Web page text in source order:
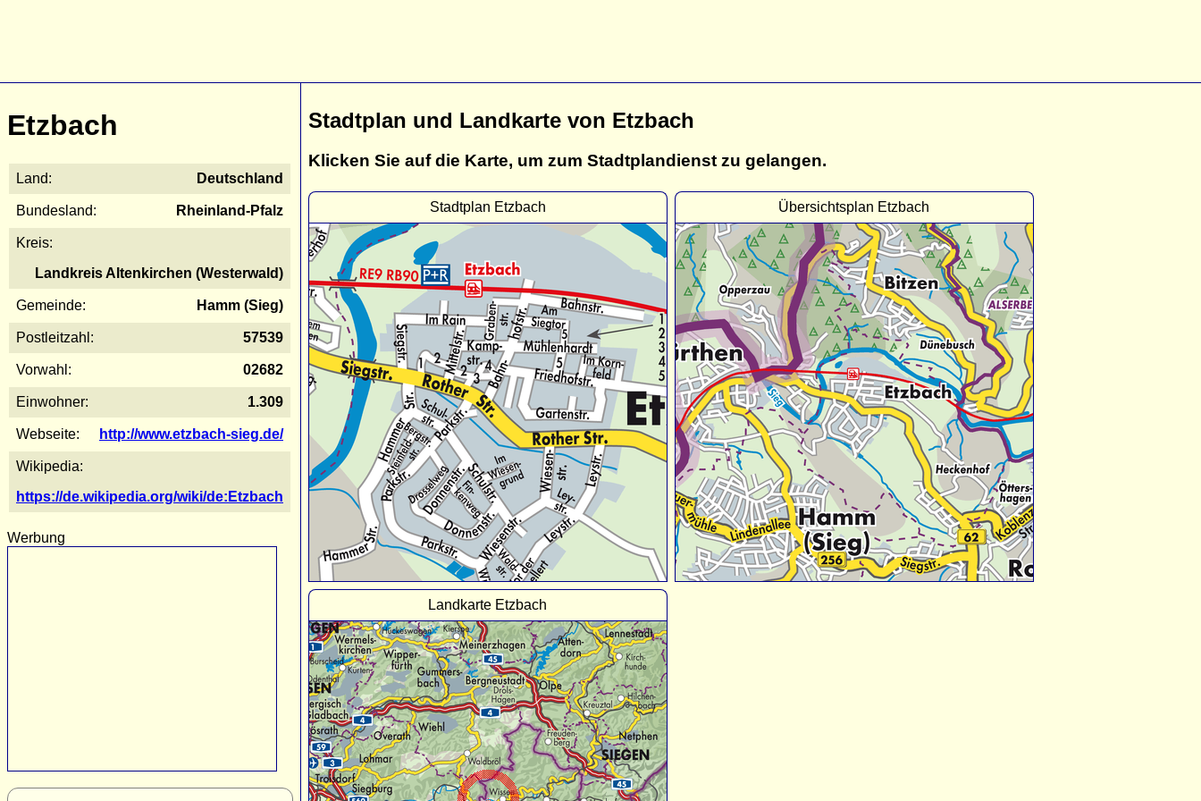
Etzbach
Land: Deutschland
Bundesland: Rheinland-Pfalz
Kreis:
Landkreis Altenkirchen (Westerwald)
Gemeinde: Hamm (Sieg)
Postleitzahl: 57539
Vorwahl: 02682
Einwohner: 1.309
Webseite: http://www.etzbach-sieg.de/
Wikipedia:
https://de.wikipedia.org/wiki/de:Etzbach
Werbung
Stadtplan und Landkarte von Etzbach
Klicken Sie auf die Karte, um zum Stadtplandienst zu gelangen.
Stadtplan Etzbach Übersichtsplan Etzbach
Landkarte Etzbach